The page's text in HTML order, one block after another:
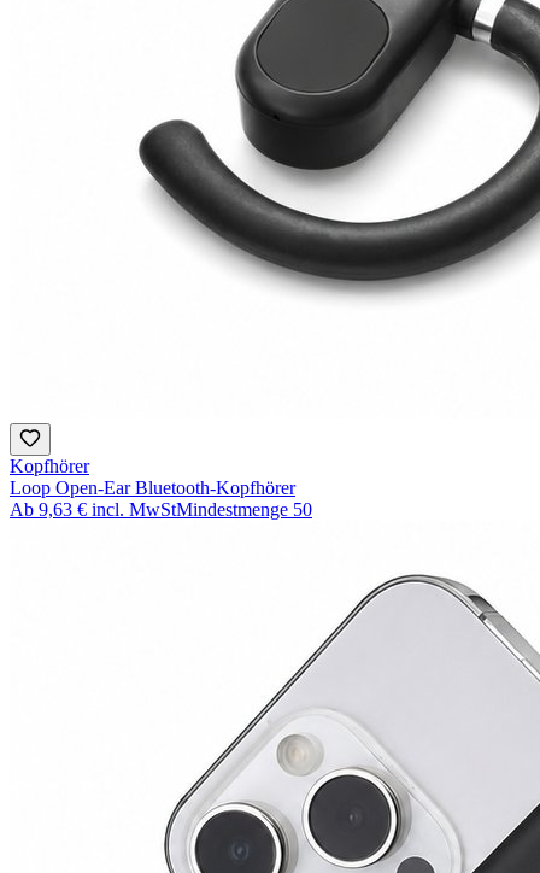
Kopfhörer
Loop Open-Ear Bluetooth-Kopfhörer
Ab 9,63 € incl. MwStMindestmenge 50